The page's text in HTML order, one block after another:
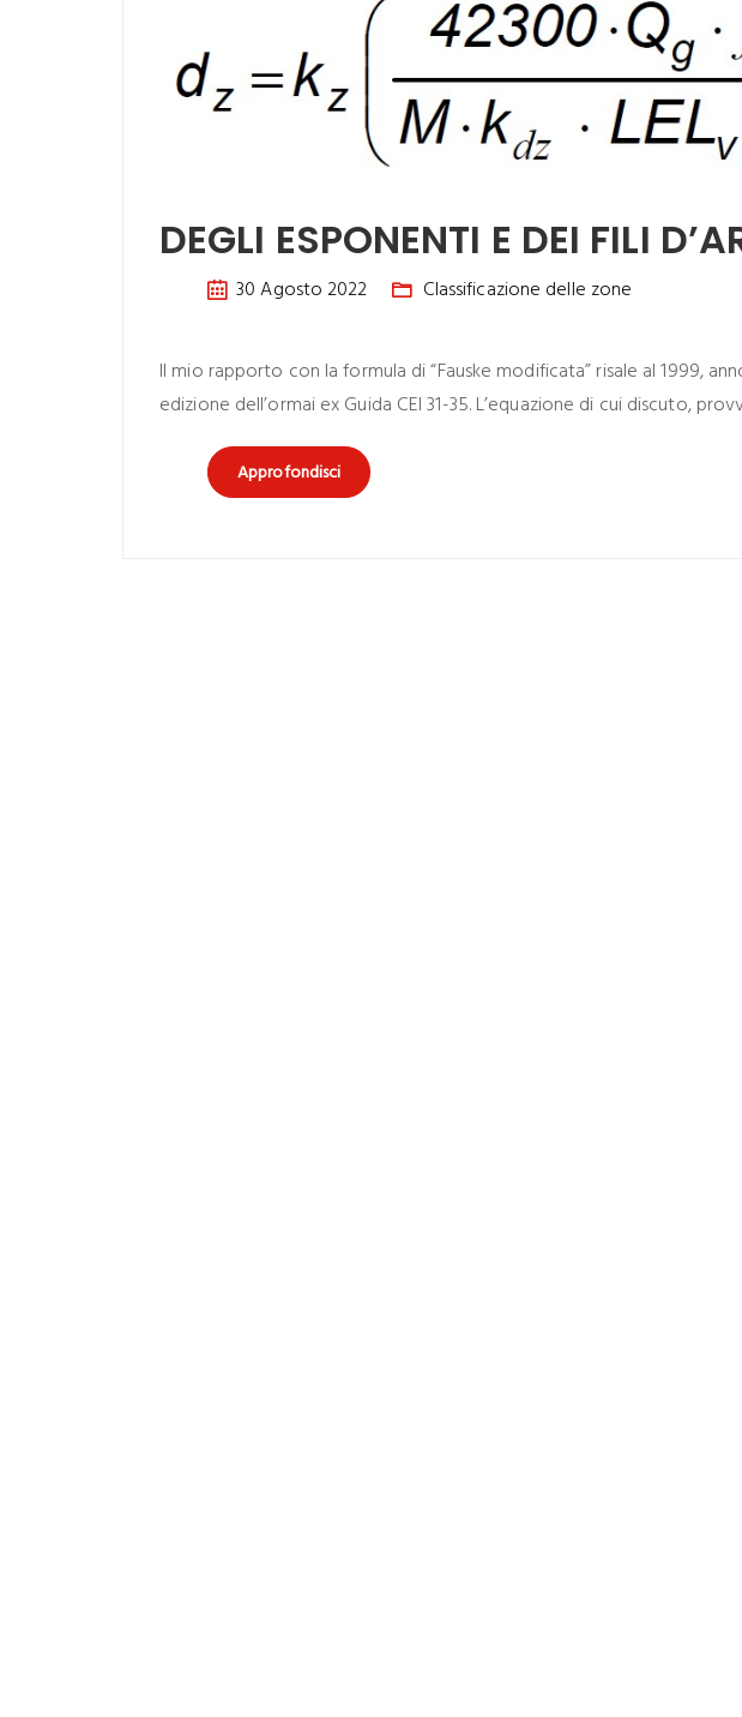
DEGLI ESPONENTI E DEI FILI
30 Agosto 2022 Classificazione delle zone
Il mio rapporto con la formula di “Fauske modificata” risale al 1999,
edizione dell’ormai ex Guida CEI 31-35. L’equazione di cui discuto,
Approfondisci